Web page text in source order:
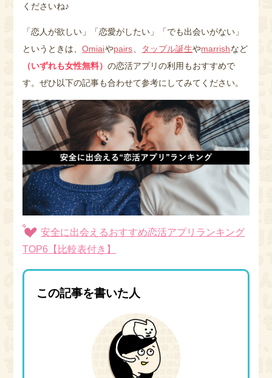
くださいね♪
「恋人が欲しい」「恋愛がしたい」「でも出会いがない」
というときは、Omiaiやpairs タップル誕生やmarrishなど
（いずれも女性無料）の恋活アプリの利用もおすすめで
す。ぜひ以下の記事も合わせて参考にしてみてください。
安全に出会えるおすすめ恋活アプリランキング
TOP6【比較表付き】
この記事を書いた人